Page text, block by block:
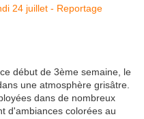
début de 3ème semaine, le
une atmosphère grisâtre.
dans de nombreux
d'ambiances colorées au